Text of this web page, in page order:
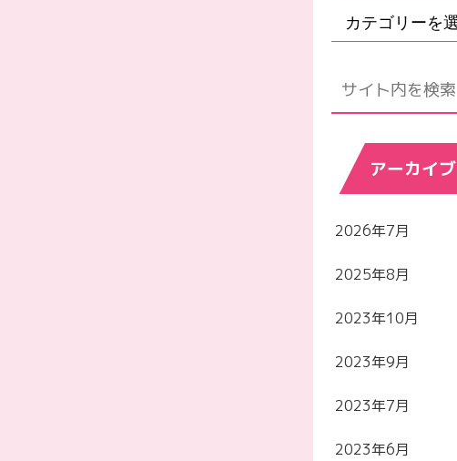
アーカイブ
2026年7月
2025年8月
2023年10月
2023年9月
2023年7月
2023年6月